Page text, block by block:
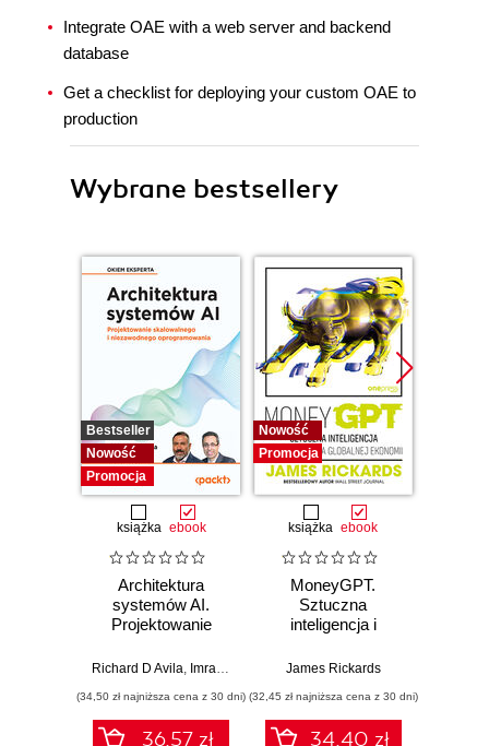
Integrate OAE with a web server and backend
database
Get a checklist for deploying your custom OAE to
production
Wybrane bestsellery
Bestseller
Nowość
Promocja
książka ebook
Architektura
systemów AI.
Projektowanie
niezawodnego
Richard D Avila, Imran Ahmad
(34,50 zł najniższa cena z 30 dni)
36.57 zł
Nowość
Promocja
książka ebook
MoneyGPT.
Sztuczna
inteligencja i
globalnej ekonomii
James Rickards
(32,45 zł najniższa cena z 30 dni)
34.40 zł